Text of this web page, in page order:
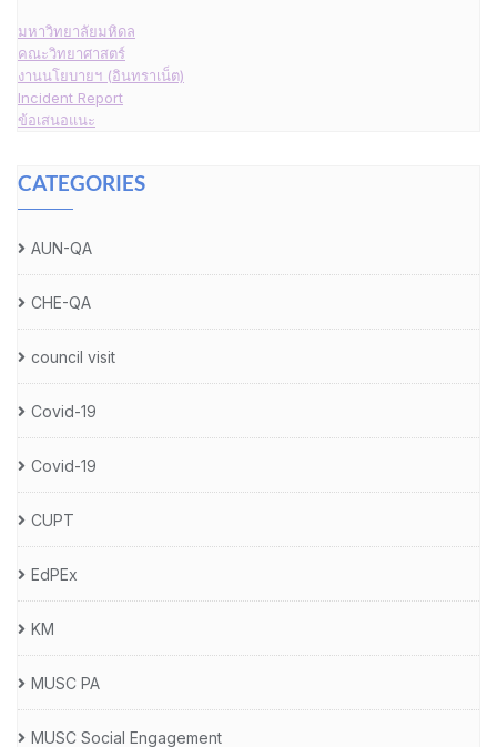
มหาวิทยาลัยมหิดล
คณะวิทยาศาสตร์
งานนโยบายฯ (อินทราเน็ต)
Incident Report
ข้อเสนอแนะ
CATEGORIES
AUN-QA
CHE-QA
council visit
Covid-19
Covid-19
CUPT
EdPEx
KM
MUSC PA
MUSC Social Engagement